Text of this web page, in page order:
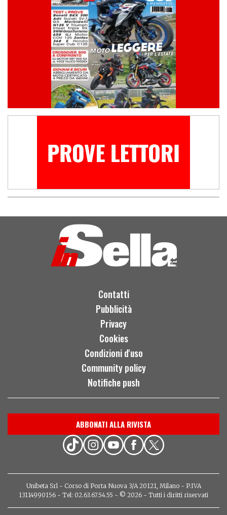
Contatti
Pubblicità
Privacy
Cookies
Condizioni d'uso
Community policy
Notifiche push
ABBONATI ALLA RIVISTA
Unibeta Srl - Corso di Porta Nuova 3/A 20121, Milano - P.IVA
13114990156 - Tel: 02.63.67.54.55 - © 2026 - Tutti i diritti riservati